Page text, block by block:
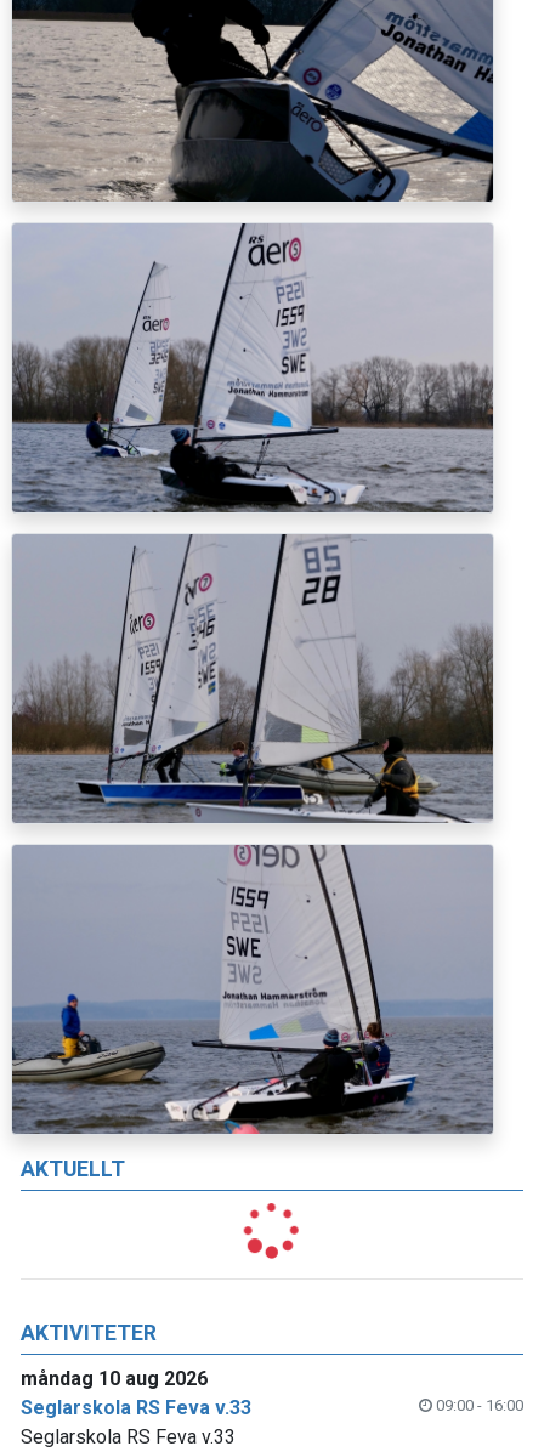
AKTUELLT
AKTIVITETER
måndag 10 aug 2026
Seglarskola RS Feva v.33
09:00 - 16:00
Seglarskola RS Feva v.33